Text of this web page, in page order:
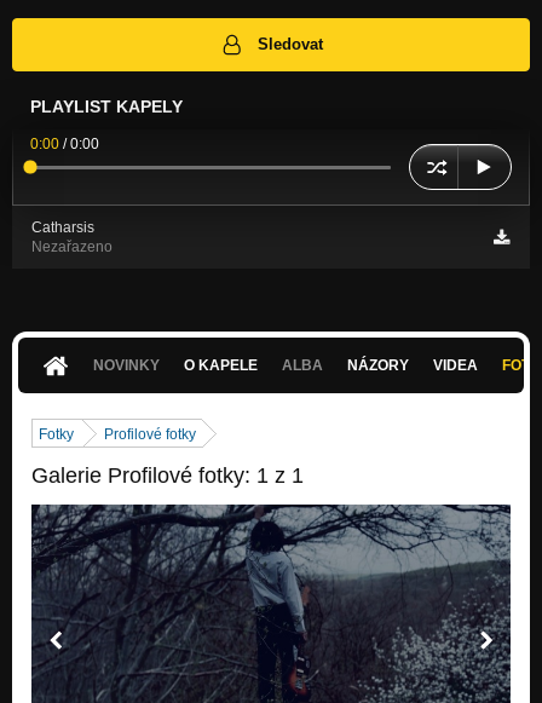
Sledovat
PLAYLIST KAPELY
0:00 /0:00
Catharsis
Nezařazeno
NOVINKY O KAPELE ALBA NÁZORY VIDEA
Fotky Profilové fotky
Galerie Profilové fotky: 1 z 1